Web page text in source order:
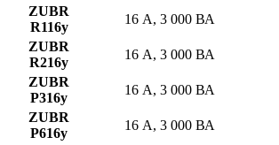
ZUBR
R116у
16 А, 3 000 ВА
ZUBR
R216y
16 А, 3 000 ВА
ZUBR
P316y
16 А, 3 000 ВА
ZUBR
P616y
16 А, 3 000 ВА